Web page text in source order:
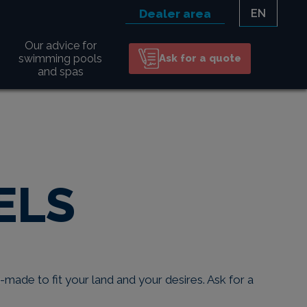
Dealer area EN
Our advice for
swimming pools
and spas
Ask for a quote
to fit your land and your desires. Ask for a